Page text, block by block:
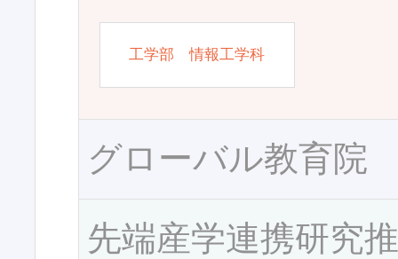
工学部 情報工学科
グローバル教育院
先端産学連携研究